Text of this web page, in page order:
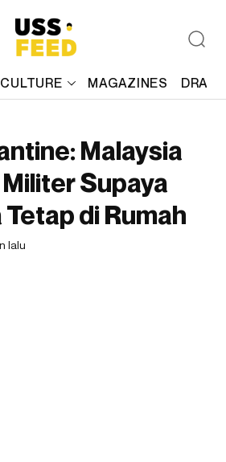
MAGAZINES
Malaysia
Supaya
di Rumah
lalu